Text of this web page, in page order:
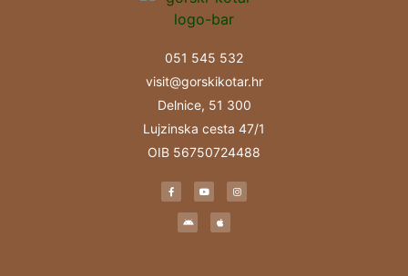
051 545 532
visit@gorskikotar.hr
Delnice, 51 300
Lujzinska cesta 47/1
OIB 56750724488